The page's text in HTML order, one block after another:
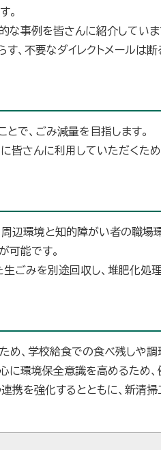
。
な事例を皆さんに紹介していま
、不要なダイレクトメールは
で、ごみ減量を目指します。
皆さんに利用していただくた
辺環境と知的障がい者の職場
可能です。
ごみを別途回収し、堆肥化処
、学校給食での食べ残しや調
に環境保全意識を高めるた
携を強化するとともに、新